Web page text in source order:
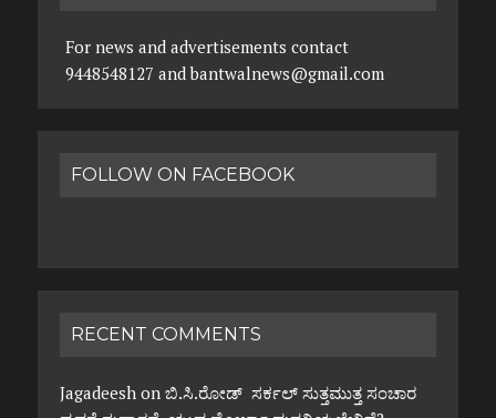
For news and advertisements contact
9448548127 and bantwalnews@gmail.com
FOLLOW ON FACEBOOK
RECENT COMMENTS
Jagadeeshon ಬಿ.ಸಿ.ರೋಡ್ ಸರ್ಕಲ್ ಸುತ್ತಮುತ್ತ ಸಂಚಾರ